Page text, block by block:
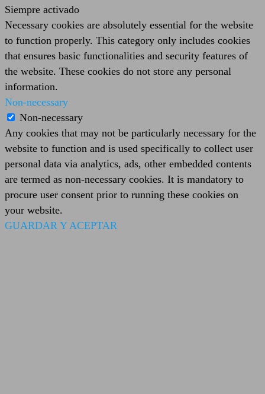
Siempre activado
Necessary cookies are absolutely essential for the website
to function properly. This category only includes cookies
that ensures basic functionalities and security features of
the website. These cookies do not store any personal
information.
Non-necessary
Non-necessary
Any cookies that may not be particularly necessary for the
website to function and is used specifically to collect user
personal data via analytics, ads, other embedded contents
are termed as non-necessary cookies. It is mandatory to
procure user consent prior to running these cookies on
your website.
GUARDAR Y ACEPTAR